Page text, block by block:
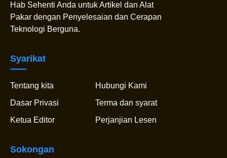
Hab Sehenti Anda untuk Artikel dan Alat
Pakar dengan Penyelesaian dan Cerapan
Teknologi Berguna.
Syarikat
Tentang kita
Hubungi Kami
Dasar Privasi
Terma dan syarat
Ketua Editor
Perjanjian Lesen
Sokongan